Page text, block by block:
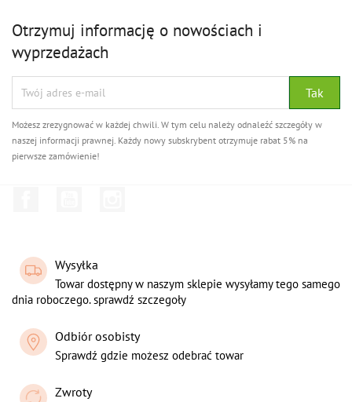
Otrzymuj informację o nowościach i
wyprzedażach
Możesz zrezygnować w każdej chwili. W tym celu należy odnaleźć szczegóły w
naszej informacji prawnej. Każdy nowy subskrybent otrzymuje rabat 5% na
pierwsze zamówienie!
Wysyłka
Towar dostępny w naszym sklepie wysyłamy tego samego
dnia roboczego. sprawdź szczegoły
Odbiór osobisty
Sprawdź gdzie możesz odebrać towar
Zwroty